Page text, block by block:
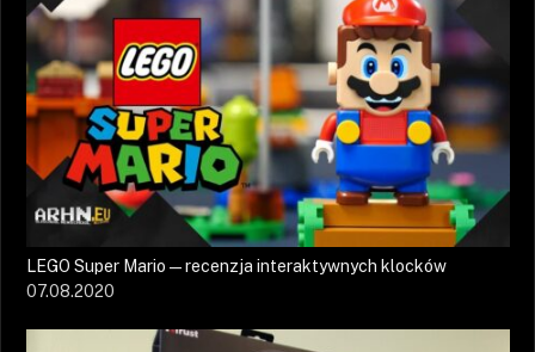
LEGO Super Mario — recenzja interaktywnych klocków
07.08.2020